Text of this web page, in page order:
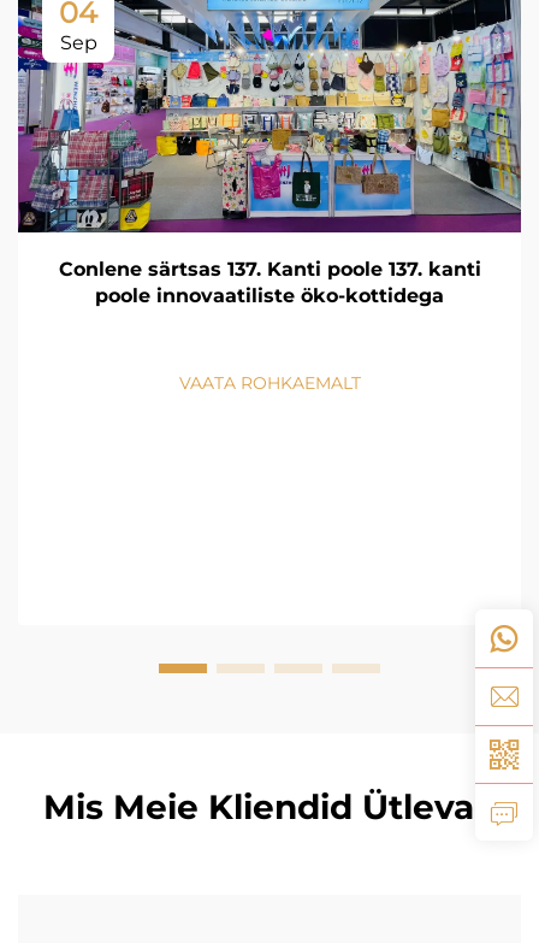
04
Sep
Conlene särtsas 137. Kanti poole 137. kanti
poole innovaatiliste öko-kottidega
VAATA ROHKAEMALT
Mis Meie Kliendid Ütlevad